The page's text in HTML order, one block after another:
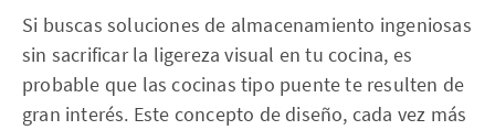
Si buscas soluciones de almacenamiento ingeniosas
sin sacrificar la ligereza visual en tu cocina, es
probable que las cocinas tipo puente te resulten de
gran interés. Este concepto de diseño, cada vez más